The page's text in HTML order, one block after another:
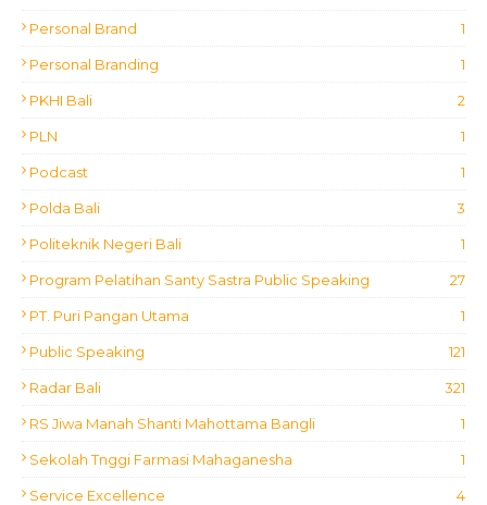
Personal Brand 1
Personal Branding 1
PKHI Bali 2
PLN 1
Podcast 1
Polda Bali 3
Politeknik Negeri Bali 1
Program Pelatihan Santy Sastra Public Speaking 27
PT. Puri Pangan Utama 1
Public Speaking 121
Radar Bali 321
RS Jiwa Manah Shanti Mahottama Bangli 1
Sekolah Tnggi Farmasi Mahaganesha 1
Service Excellence 4